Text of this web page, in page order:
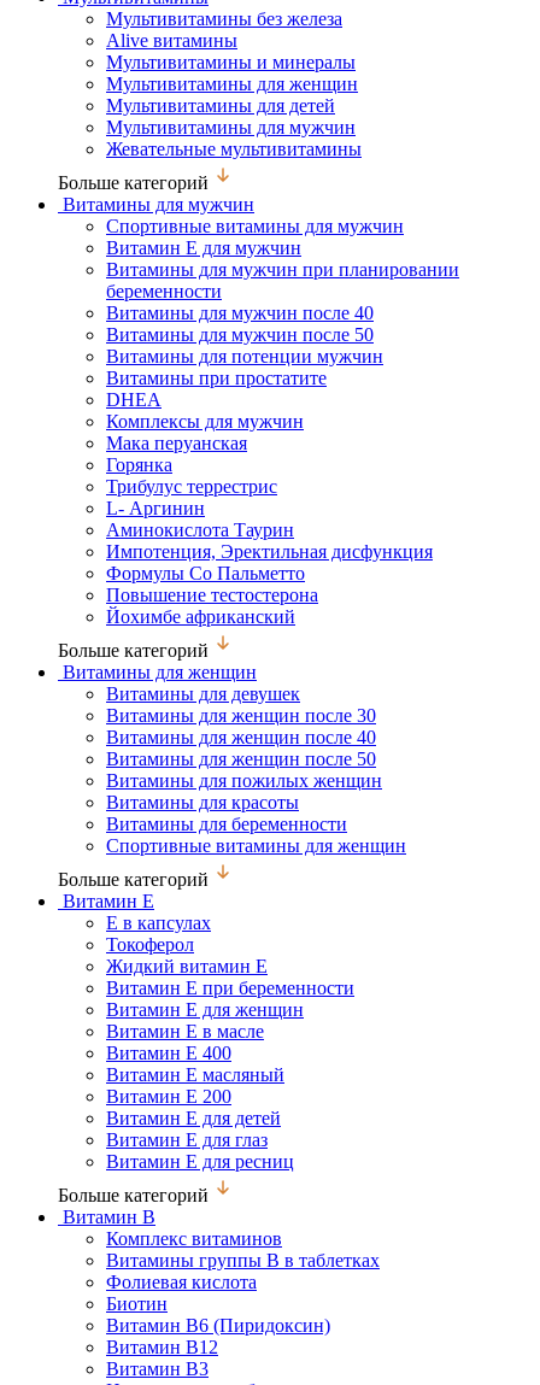
Мультивитамины без железа
Alive витамины
Мультивитамины и минералы
Мультивитамины для женщин
Мультивитамины для детей
Мультивитамины для мужчин
Жевательные мультивитамины
Больше категорий
Витамины для мужчин
Спортивные витамины для мужчин
Витамин Е для мужчин
Витамины для мужчин при планировании
беременности
Витамины для мужчин после 40
Витамины для мужчин после 50
Витамины для потенции мужчин
Витамины при простатите
DHEA
Комплексы для мужчин
Мака перуанская
Горянка
Трибулус террестрис
L- Аргинин
Аминокислота Таурин
Импотенция, Эректильная дисфункция
Формулы Со Пальметто
Повышение тестостерона
Йохимбе африканский
Больше категорий
Витамины для женщин
Витамины для девушек
Витамины для женщин после 30
Витамины для женщин после 40
Витамины для женщин после 50
Витамины для пожилых женщин
Витамины для красоты
Витамины для беременности
Спортивные витамины для женщин
Больше категорий
Витамин Е
Е в капсулах
Токоферол
Жидкий витамин Е
Витамин Е при беременности
Витамин Е для женщин
Витамин Е в масле
Витамин Е 400
Витамин Е масляный
Витамин Е 200
Витамин Е для детей
Витамин Е для глаз
Витамин Е для ресниц
Больше категорий
Витамин В
Комплекс витаминов
Витамины группы В в таблетках
Фолиевая кислота
Биотин
Витамин В6 (Пиридоксин)
Витамин В12
Витамин В3